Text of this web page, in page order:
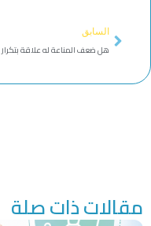
Prev
السابق
مقالات ذات صلة